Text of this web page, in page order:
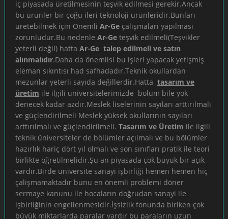
iç piyasada üretilmesinin teşvik edilmesi gerekir.Ancak
bu ürünler bir çoğu ileri teknoloji ürünleridir.Bunları
üretebilmek için Önemli Ar-Geçalışmaları yapılması
zorunludur.Bu nedenle Ar-Geteşvik edilmeli(Teşvikler
yeterli değil) hatta Ar-Ge talep edilmeli ve satın
alınmalıdır.Daha da önemlisi bu işleri yapacak yetişmiş
eleman sıkıntısı had safhadadır.Teknik okullardan
mezunlar yeterli sayıda değillerdir.Hatta tasarım ve
üretim ile ilgili üniversitelerimizde bölüm bile yok
denecek kadar azdır.Meslek liselerinin sayıları arttırılmalı
ve güçlendirilmeli Meslek yüksek okullarının sayıları
arttırılmalı ve güçlendirilmeli. Tasarım ve Üretim ile ilgili
teknik üniversiteler de bölümler açılmalı ve bu bölümler
hazırlık hariç dört yıl olmalı ve son sınıfları pratik ile teori
birlikte öğretilmelidir.Şu an piyasada çok büyük bir açık
vardır.Birde üniversite sanayi işbirliği hemen hemen hiç
çalışmamaktadır bunu en önemli problemi döner
sermaye kanunu ile hocaların doğrudan sanayi ile
işbirliğinin engellenmesidir.İşsizlik fonunda biriken çok
büyük miktarlarda paralar vardır bu paraların uzun